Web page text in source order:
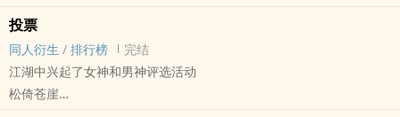
完结
投票
同人衍生 / 排行榜
完结
江湖中兴起了女神和男神评选活动
松倚苍崖